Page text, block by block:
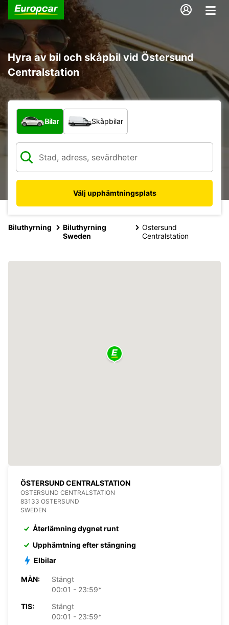
Hyra av bil och skåpbil vid Östersund
Centralstation
Vilken typ av fordon?
Bilar Skåpbilar
Välj upphämtningsplats
Biluthyrning
Biluthyrning
Sweden
Ostersund
Centralstation
ÖSTERSUND CENTRALSTATION
OSTERSUND CENTRALSTATION
83133 OSTERSUND
SWEDEN
Återlämning dygnet runt
Upphämtning efter stängning
Elbilar
MÅN:
Stängt
00:01 - 23:59*
TIS:
Stängt
00:01 - 23:59*